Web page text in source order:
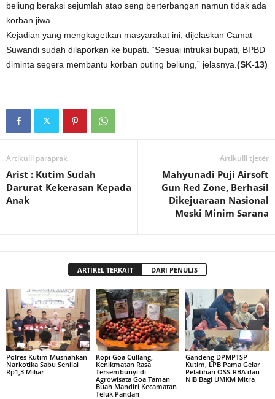
beliung beraksi sejumlah atap seng berterbangan namun tidak ada
korban jiwa.
Kejadian yang mengkagetkan masyarakat ini, dijelaskan Camat
Suwandi sudah dilaporkan ke bupati. “Sesuai intruksi bupati, BPBD
diminta segera membantu korban puting beliung,” jelasnya. (SK-13)
Artikulli paraprak
Arist : Kutim Sudah
Darurat Kekerasan Kepada
Anak
Artikulli tjetër
Mahyunadi Puji Airsoft
Gun Red Zone, Berhasil
Dikejuaraan Nasional
Meski Minim Sarana
ARTIKEL TERKAIT DARI PENULIS
Polres Kutim Musnahkan
Narkotika Sabu Senilai
Rp1,3 Miliar
Kopi Goa Cullang,
Kenikmatan Rasa
Tersembunyi di
Agrowisata Goa Taman
Buah Mandiri Kecamatan
Teluk Pandan
Gandeng DPMPTSP
Kutim, LPB Pama Gelar
Pelatihan OSS-RBA dan
NIB Bagi UMKM Mitra